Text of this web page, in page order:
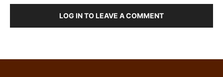
LOG IN TO LEAVE A COMMENT